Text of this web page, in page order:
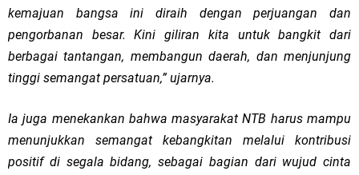
kemajuan bangsa ini diraih dengan perjuangan dan
pengorbanan besar. Kini giliran kita untuk bangkit dari
berbagai tantangan, membangun daerah, dan menjunjung
tinggi semangat persatuan,” ujarnya.
Ia juga menekankan bahwa masyarakat NTB harus mampu
menunjukkan semangat kebangkitan melalui kontribusi
positif di segala bidang, sebagai bagian dari wujud cinta